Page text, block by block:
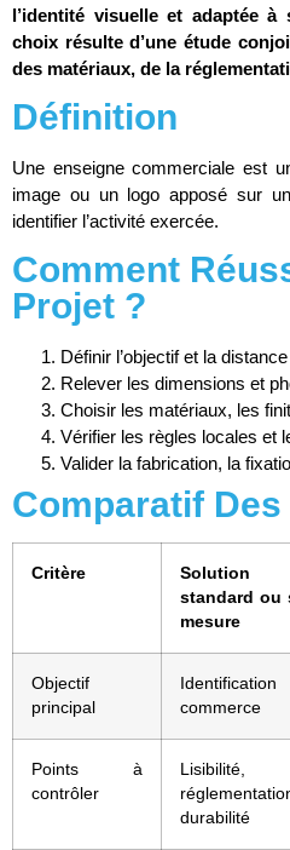
l’identité visuelle et adaptée
choix résulte d’une étude
des matériaux, de la
Définition
Une enseigne commerciale est
image ou un logo apposé sur
identifier l’activité exercée.
Comment
Projet ?
Définir l’objectif et la
Relever les dimensions et
Choisir les matériaux, les
Vérifier les règles locales et
Valider la fabrication, la
Comparatif
Critère
Solution
standard ou
mesure
Objectif
principal
commerce
Points à
contrôler
Lisibilité,
durabilité